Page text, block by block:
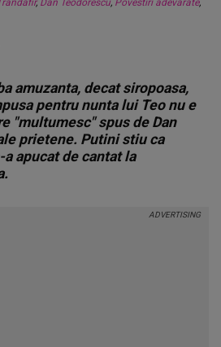
, Dan Teodorescu, Povestiri adevarate,
amuzanta, decat siropoasa,
pentru nunta lui Teo nu e
"multumesc" spus de Dan
prietene. Putini stiu ca
apucat de cantat la